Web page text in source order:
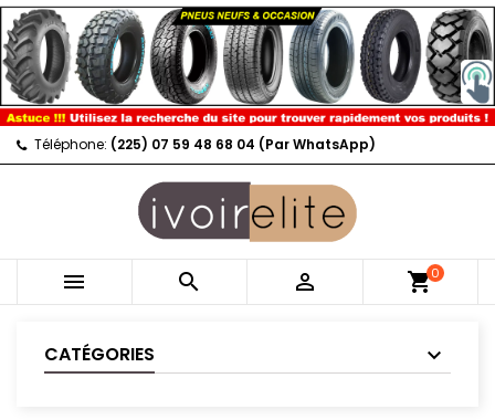
Téléphone: (225) 07 59 48 68 04 (Par WhatsApp)
   shopping_cart0
CATÉGORIES